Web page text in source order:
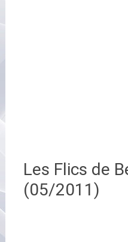
Les Flics de
(05/2011)